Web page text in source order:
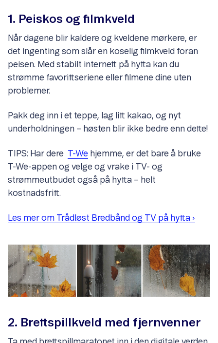
1. Peiskos og filmkveld
Når dagene blir kaldere og kveldene mørkere, er
det ingenting som slår en koselig filmkveld foran
peisen. Med stabilt internett på hytta kan du
strømme favorittseriene eller filmene dine uten
problemer.
Pakk deg inn i et teppe, lag litt kakao, og nyt
underholdningen – høsten blir ikke bedre enn dette!
TIPS: Har dere T-We hjemme, er det bare å bruke
T-We-appen og velge og vrake i TV- og
strømmeutbudet også på hytta – helt
kostnadsfritt.
Les mer om Trådløst Bredbånd og TV på hytta ›
2. Brettspillkveld med fjernvenner